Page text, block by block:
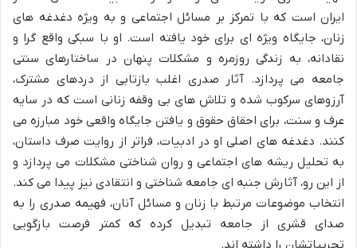
ایران است که با تمرکز بر مسائل اجتماعی و به ویژه دغدغه های
زنان، جایگاه ویژه ای برای خود یافته است. او با سبکی واقع گرا و
نقادانه، به زندگی روزمره و مشکلات پنهان در ساختارهای سنتی
جامعه می پردازد. آثار صدری اغلب بازتابی از دردهای مشترک،
آرزوهای سرکوب شده و تلاش های بی وقفه زنانی است که در سایه
عرف و سنت، برای احقاق حقوق و یافتن جایگاه واقعی خود مبارزه می
کنند. دغدغه های اصلی او در ادبیات، فراتر از روایت صرف داستان،
به تحلیل ریشه های اجتماعی و روان شناختی مشکلات می پردازد و
از این رو، آثارش جنبه ای جامعه شناختی و انتقادی نیز پیدا می کند.
انتخاب موضوعات مرتبط با زنان و مسائل آنان، فهیمه صدری را به
صدای قشری از جامعه تبدیل کرده که کمتر فرصت بازگویی
تجربیاتشان را داشته اند.